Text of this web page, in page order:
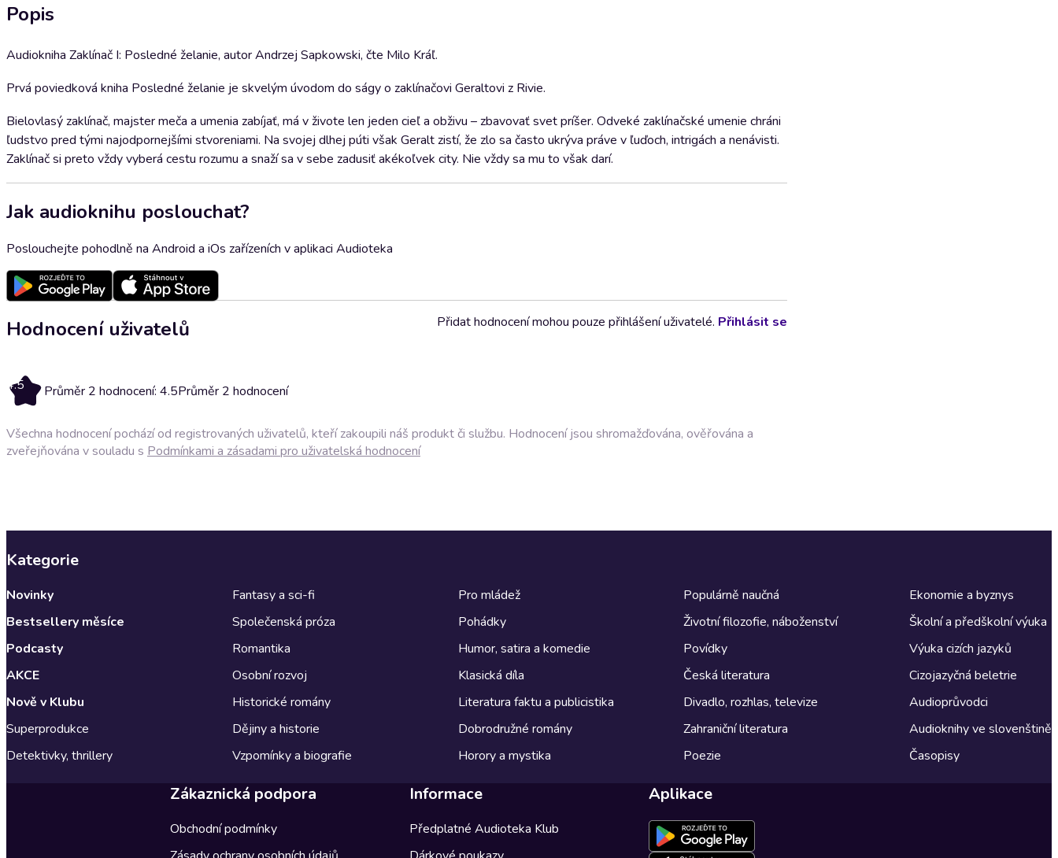
Popis
Audiokniha Zaklínač I: Posledné želanie, autor Andrzej Sapkowski, čte Milo Kráľ.
Prvá poviedková kniha Posledné želanie je skvelým úvodom do ságy o zaklínačovi Geraltovi z Rivie.
Bielovlasý zaklínač, majster meča a umenia zabíjať, má v živote len jeden cieľ a obživu – zbavovať svet príšer. Odveké zaklínačské umenie chráni
ľudstvo pred tými najodpornejšími stvoreniami. Na svojej dlhej púti však Geralt zistí, že zlo sa často ukrýva práve v ľuďoch, intrigách a nenávisti.
Zaklínač si preto vždy vyberá cestu rozumu a snaží sa v sebe zadusiť akékoľvek city. Nie vždy sa mu to však darí.
Jak audioknihu poslouchat?
Poslouchejte pohodlně na Android a iOs zařízeních v aplikaci Audioteka
Hodnocení uživatelů
4.5 Průměr 2 hodnocení: 4.5Průměr 2 hodnocení
Přidat hodnocení mohou pouze přihlášení uživatelé. Přihlásit se
Všechna hodnocení pochází od registrovaných uživatelů, kteří zakoupili náš produkt či službu. Hodnocení jsou shromažďována, ověřována a
zveřejňována v souladu s Podmínkami a zásadami pro uživatelská hodnocení
Kategorie
Novinky
Bestsellery měsíce
Podcasty
AKCE
Nově v Klubu
Superprodukce
Detektivky, thrillery
Fantasy a sci-fi
Společenská próza
Romantika
Osobní rozvoj
Historické romány
Dějiny a historie
Vzpomínky a biografie
Pro mládež
Pohádky
Humor, satira a komedie
Klasická díla
Literatura faktu a publicistika
Dobrodružné romány
Horory a mystika
Populárně naučná
Životní filozofie, náboženství
Povídky
Česká literatura
Divadlo, rozhlas, televize
Zahraniční literatura
Poezie
Ekonomie a byznys
Školní a předškolní výuka
Výuka cizích jazyků
Cizojazyčná beletrie
Audioprůvodci
Audioknihy ve slovenštině
Časopisy
Zákaznická podpora
Obchodní podmínky
Informace
Předplatné Audioteka Klub
Aplikace